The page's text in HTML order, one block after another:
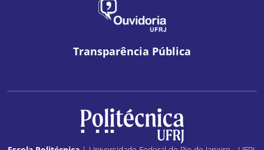
Transparência Pública